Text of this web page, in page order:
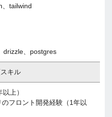
、tailwind
drizzle、postgres
キル
上）
フロント開発経験（1年以